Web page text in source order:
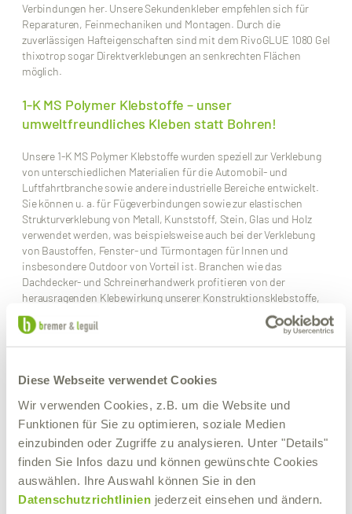
Diese Webseite verwendet Cookies
Wir verwenden Cookies, z.B. um die Website und
Funktionen für Sie zu optimieren, soziale Medien
einzubinden oder Zugriffe zu analysieren. Unter "Details"
finden Sie Infos dazu und können gewünschte Cookies
auswählen. Ihre Auswahl können Sie in den
Datenschutzrichtlinien jederzeit einsehen und ändern.
Verbindungen her. Unsere Sekundenkleber empfehlen sich für
Reparaturen, Feinmechaniken und Montagen. Durch die
zuverlässigen Hafteigenschaften sind mit dem RivoGLUE 1080 Gel
thixotrop sogar Direktverklebungen an senkrechten Flächen
möglich.
1-K MS Polymer Klebstoffe – unser
umweltfreundliches Kleben statt Bohren!
Unsere 1-K MS Polymer Klebstoffe wurden speziell zur Verklebung
von unterschiedlichen Materialien für die Automobil- und
Luftfahrtbranche sowie andere industrielle Bereiche entwickelt.
Sie können u. a. für Fügeverbindungen sowie zur elastischen
Strukturverklebung von Metall, Kunststoff, Stein, Glas und Holz
verwendet werden, was beispielsweise auch bei der Verklebung
von Baustoffen, Fenster- und Türmontagen für Innen und
insbesondere Outdoor von Vorteil ist. Branchen wie das
Dachdecker- und Schreinerhandwerk profitieren von der
herausragenden Klebewirkung unserer Konstruktionsklebstoffe,
da auch in Außenbereichen elastische und alterungsbeständige
Verbindungen und Abdichtung von Fugen, Nähten und Rändern –
u.a. auch auf feuchten Untergründen – angefertigt werden
Witterungen und haben sich als haltbar erwiesen.
Neben hervorragenden Haftungseigenschaften sind einige
unserer umweltfreundlichen 1-Komponenten silanmodifizierten
Polymerklebstoffe auch frei von Silikonen, Isocyanat oder
Lösemitteln. Hier finden Sie auch UV- und witterungsbeständige
Klebstoffe, die überstreichbar sind oder den RivoGLUE 3013 SMP,
der dank hoher Anfangshaftung besonders schnelle
Befestigungen nach dem Motto „Kleben statt Bohren“ ermöglicht.